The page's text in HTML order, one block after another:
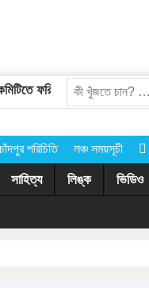
ফরিদগঞ্জের তারেকুর রহমান
চাঁদপুর পরিচিতি লঞ্চ সময়সূচী
সাহিত্য লিঙ্ক ভিডিও